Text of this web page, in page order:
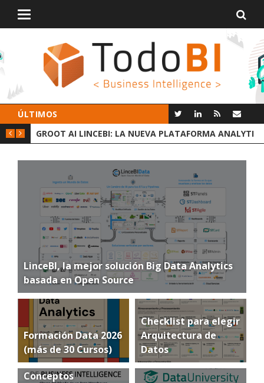
Alternar
ÚLTIMOS
GROOT AI LINCEBI: LA NUEVA PLATAFORMA
LinceBI, la mejor solución Big Data Analytics
basada en Open Source
Formación Data 2026
(más de 30 Cursos)
Checklist para elegir
Arquitectura de
Datos
Conceptos